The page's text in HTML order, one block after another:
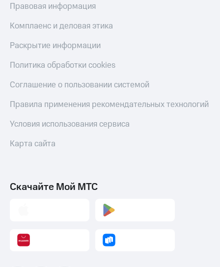
Правовая информация
Комплаенс и деловая этика
Раскрытие информации
Политика обработки cookies
Соглашение о пользовании системой
Правила применения рекомендательных технологий
Условия использования сервиса
Карта сайта
Скачайте Мой МТС